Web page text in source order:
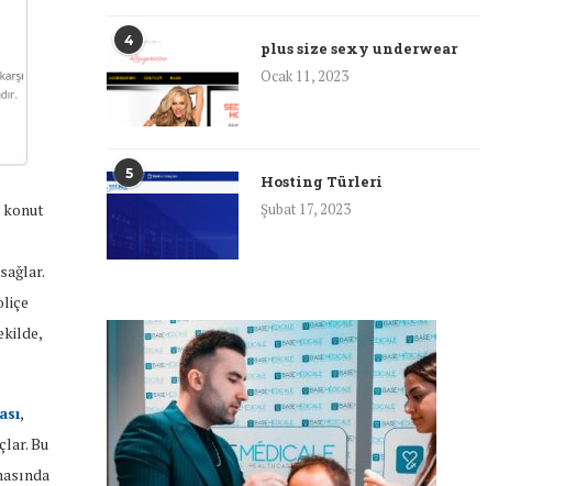
konut
,
Bu
4
plus size sexy underwear
Ocak 11, 2023
5
Hosting Türleri
Şubat 17, 2023